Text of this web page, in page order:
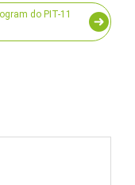
do PIT-11